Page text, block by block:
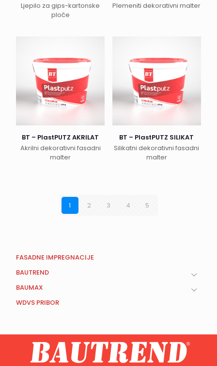
Ljepilo za gips-kartonske
ploče
Plemeniti dekorativni malter
BT – PlastPUTZ AKRILAT
Akrilni dekorativni fasadni
malter
BT – PlastPUTZ SILIKAT
Silikatni dekorativni fasadni
malter
1 2 3 4 5
FASADNE IMPREGNACIJE
BAUTREND
BAUMAX
WDVS PRIBOR